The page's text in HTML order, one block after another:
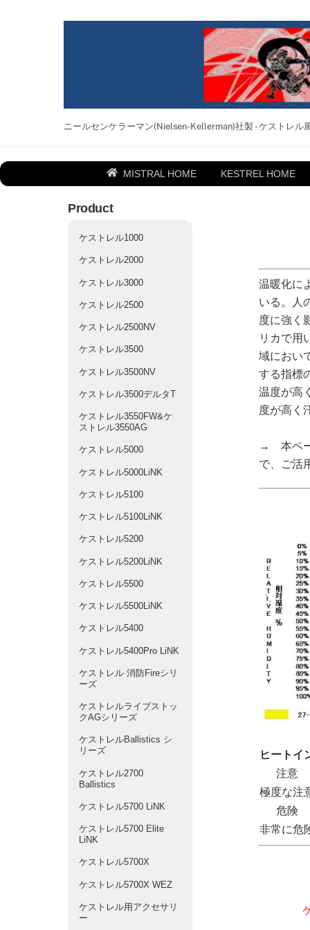
ニールセンケラーマン(Nielsen-Kellerman)社製 - ケストレ
MISTRAL HOME KESTREL HOME
Product
ケストレル1000
ケストレル2000
ケストレル3000
ケストレル2500
ケストレル2500NV
ケストレル3500
ケストレル3500NV
ケストレル3500デルタT
ケストレル3550FW&ケ
ストレル3550AG
ケストレル5000
ケストレル5000LiNK
ケストレル5100
ケストレル5100LiNK
ケストレル5200
ケストレル5200LiNK
ケストレル5500
ケストレル5500LiNK
ケストレル5400
ケストレル5400Pro LiNK
ケストレル 消防Fireシリ
ーズ
ケストレルライブストッ
クAGシリーズ
ケストレルBallistics シ
リーズ
ケストレル2700
Ballistics
ケストレル5700 LiNK
ケストレル5700 Elite
LiNK
ケストレル5700X
ケストレル5700X WEZ
ケストレル用アクセサリ
ー
温暖化に
いる。人
度に強く
リカで用
域におい
する指標
温度が高
度が高く
→ 本ペー
で、ご活
ヒートイ
注意
極度な注
危険
非常に危